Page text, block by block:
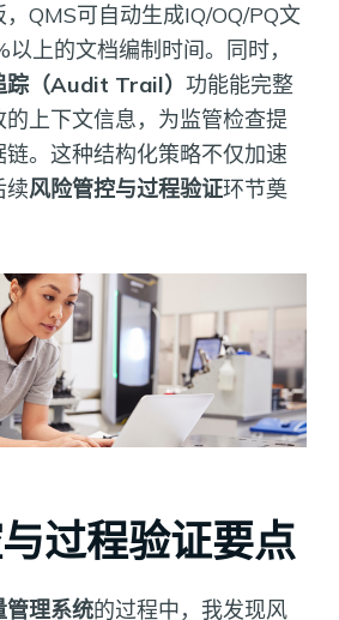
QMS可自动生成IQ/OQ/PQ文
上的文档编制时间。同时，
踪（Audit Trail） 功能能完整
上下文信息，为监管检查提
。这种结构化策略不仅加速
续风险管控与过程验证环节奠
过程验证要点
管理系统的过程中，我发现风